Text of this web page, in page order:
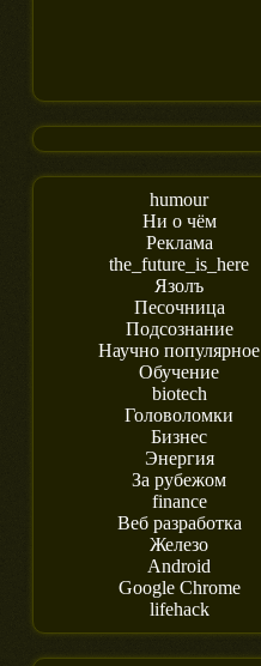
humour
Ни о чём
Реклама
the_future_is_here
Язолъ
Песочница
Подсознание
Научно популярное
Обучение
biotech
Головоломки
Бизнес
Энергия
За рубежом
finance
Веб разработка
Железо
Android
Google Chrome
lifehack